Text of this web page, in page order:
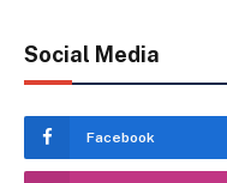
Social Media
Facebook